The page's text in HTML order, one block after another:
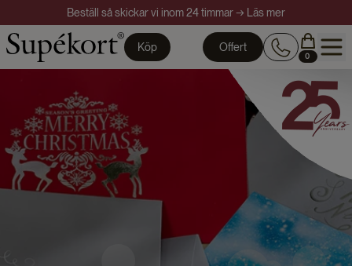
Beställ så skickar vi inom 24 timmar → Läs mer
Köp Offert
0